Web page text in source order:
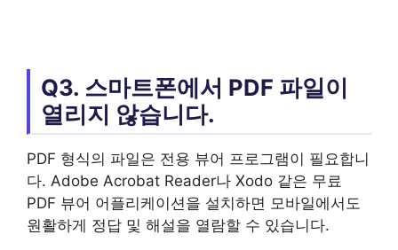
Q3. 스마트폰에서 PDF 파일이
열리지 않습니다.
PDF 형식의 파일은 전용 뷰어 프로그램이 필요합니
다. Adobe Acrobat Reader나 Xodo 같은 무료
PDF 뷰어 어플리케이션을 설치하면 모바일에서도
원활하게 정답 및 해설을 열람할 수 있습니다.